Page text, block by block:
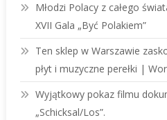
Młodzi Polacy z całego
XVII Gala „Być Polakiem”
Ten sklep w Warszawie
płyt i muzyczne perełki |
Wyjątkowy pokaz filmu
„Schicksal/Los”.